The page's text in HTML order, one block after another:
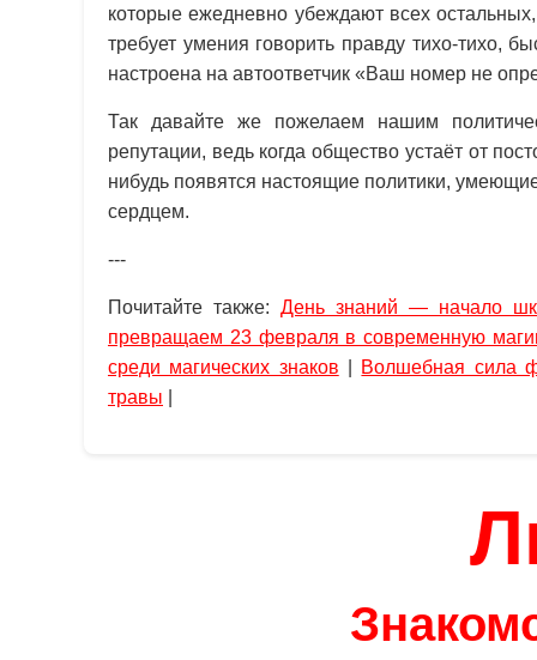
которые ежедневно убеждают всех
требует умения говорить правду тихо-тихо,
настроена на автоответчик «Ваш номер не
Так давайте же пожелаем нашим
репутации, ведь когда общество устаёт от
нибудь появятся настоящие политики,
сердцем.
---
Почитайте также:День знаний — начало
превращаем 23 февраля в современную
среди магических знаков
Волшебная сила
травы